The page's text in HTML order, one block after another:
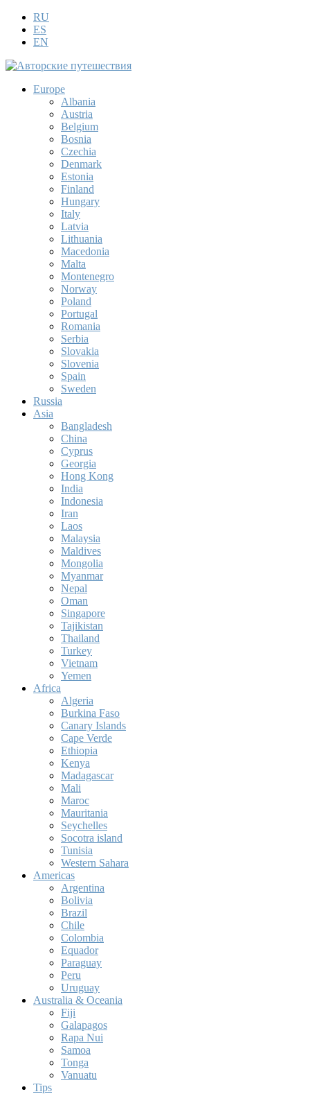
RU
ES
EN
Europe
Albania
Austria
Belgium
Bosnia
Czechia
Denmark
Estonia
Finland
Hungary
Italy
Latvia
Lithuania
Macedonia
Malta
Montenegro
Norway
Poland
Portugal
Romania
Serbia
Slovakia
Slovenia
Spain
Sweden
Russia
Asia
Bangladesh
China
Cyprus
Georgia
Hong Kong
India
Indonesia
Iran
Laos
Malaysia
Maldives
Mongolia
Myanmar
Nepal
Oman
Singapore
Tajikistan
Thailand
Turkey
Vietnam
Yemen
Africa
Algeria
Burkina Faso
Canary Islands
Cape Verde
Ethiopia
Kenya
Madagascar
Mali
Maroc
Mauritania
Seychelles
Socotra island
Tunisia
Western Sahara
Americas
Argentina
Bolivia
Brazil
Chile
Colombia
Equador
Paraguay
Peru
Uruguay
Australia & Oceania
Fiji
Galapagos
Rapa Nui
Samoa
Tonga
Vanuatu
Tips